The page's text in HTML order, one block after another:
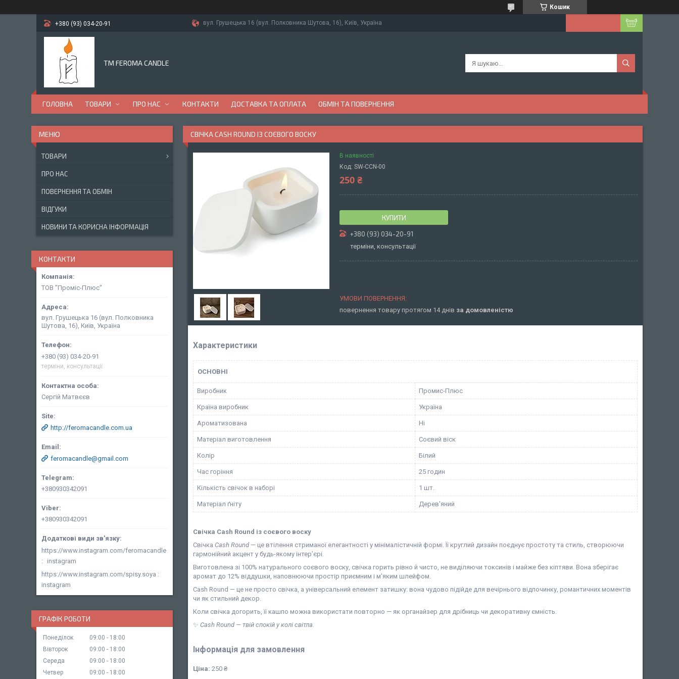
Кошик
+380 (93) 034-20-91 вул. Грушецька 16 (вул. Полковника Шутова, 16), Київ, Україна
TM FEROMA CANDLE
ГОЛОВНА ТОВАРИ ПРО НАС КОНТАКТИ ДОСТАВКА ТА ОПЛАТА ОБМІН ТА ПОВЕРНЕННЯ
СВІЧКА CASH ROUND ІЗ СОЄВОГО ВОСКУ
В наявності
Код: SW-CCN-00
250 ₴
КУПИТИ
+380 (93) 034-20-91
терміни, консультації
повернення товару протягом 14 днів за домовленістю
Характеристики
ОСНОВНІ
Виробник Промис-Плюс
Країна виробник Україна
Ароматизована Ні
Матеріал виготовлення Соєвий віск
Колір Білий
Час горіння 25 годин
Кількість свічок в наборі 1 шт.
Матеріал ґніту Дерев'яний
Свічка Cash Round із соєвого воску
Свічка Cash Round — це втілення стриманої елегантності у мінімалістичній формі. Її круглий дизайн поєднує простоту та стиль, створюючи
гармонійний акцент у будь-якому інтер’єрі.
Виготовлена зі 100% натурального соєвого воску, свічка горить рівно й чисто, не виділяючи токсинів і майже без кіптяви. Вона зберігає
аромат до 12% віддушки, наповнюючи простір приємним і м’яким шлейфом.
Cash Round — це не просто свічка, а універсальний елемент затишку: вона чудово підійде для вечірнього відпочинку, романтичних моментів
чи як стильний декор.
Коли свічка догорить, її кашпо можна використати повторно — як органайзер для дрібниць чи декоративну ємність.
✨ Cash Round — твій спокій у колі світла.
Інформація для замовлення
Ціна: 250 ₴
ТОВАРИ
ПРО НАС
ПОВЕРНЕННЯ ТА ОБМІН
ВІДГУКИ
НОВИНИ ТА КОРИСНА ІНФОРМАЦІЯ
КОНТАКТИ
ТОВ "Проміс-Плюс"
вул. Грушецька 16 (вул. Полковника
Шутова, 16), Київ, Україна
+380 (93) 034-20-91
терміни, консультації
Сергій Матвєєв
http://feromacandle.com.ua
feromacandle@gmail.com
+380930342091
+380930342091
https://www.instagram.com/feromacandle
instagram
https://www.instagram.com/spisy.soya
instagram
ГРАФІК РОБОТИ
Понеділок 09:00
18:00
Вівторок
09:00
18:00
Середа
09:00
18:00
Четвер
09:00 18:00